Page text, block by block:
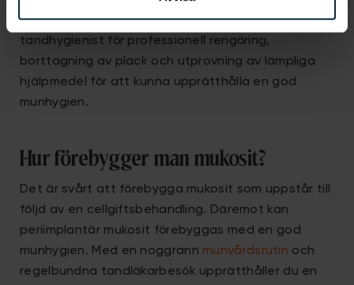
klorhexidin. Du kan även behöva gå till en
tandhygienist för professionell rengöring,
borttagning av plack och utprovning av lämpliga
hjälpmedel för att kunna upprätthålla en god
munhygien.
Hur förebygger man mukosit?
Det är svårt att förebygga mukosit som uppstår till
följd av en cellgiftsbehandling. Däremot kan
periimplantär mukosit förebyggas med en god
munhygien. Med en noggrann munvårdsrutin och
regelbundna tandläkarbesök upprätthåller du en